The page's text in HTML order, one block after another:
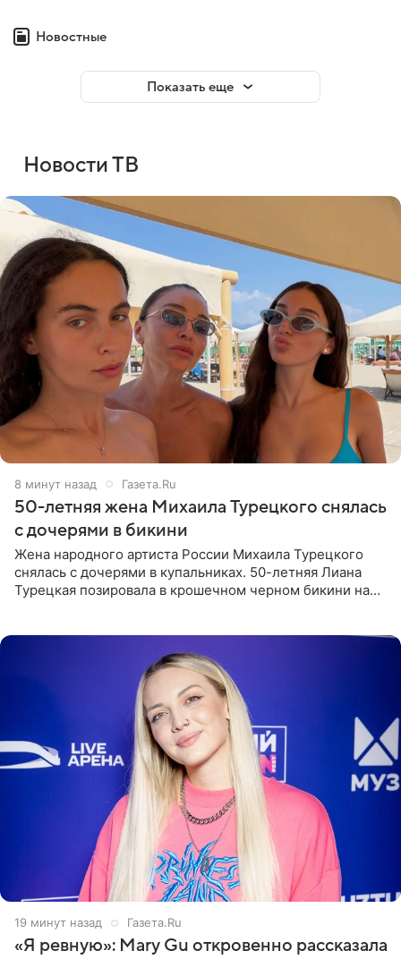
Новостные
Показать еще
Новости ТВ
8 минут назад Газета.Ru
50-летняя жена Михаила Турецкого снялась
с дочерями в бикини
Жена народного артиста России Михаила Турецкого
снялась с дочерями в купальниках. 50-летняя Лиана
Турецкая позировала в крошечном черном бикини на
19 минут назад Газета.Ru
«Я ревную»: Mary Gu откровенно рассказала